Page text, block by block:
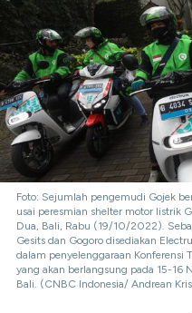
Foto: Sejumlah pengemudi Gojek
usai peresmian shelter motor listrik
Dua, Bali, Rabu (19/10/2022).
Gesits dan Gogoro disediakan
dalam penyelenggaraan Konferensi
yang akan berlangsung pada 15-16
Bali. (CNBC Indonesia/ Andrean